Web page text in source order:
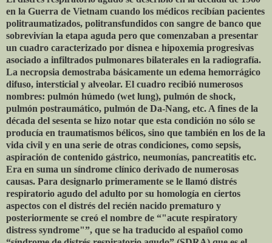
en la Guerra de Vietnam cuando los médicos recibían pacientes
politraumatizados, politransfundidos con sangre de banco que
sobrevivían la etapa aguda pero que comenzaban a presentar
un cuadro caracterizado por disnea e hipoxemia progresivas
asociado a infiltrados pulmonares bilaterales en la radiografía.
La necropsia demostraba básicamente un edema hemorrágico
difuso, intersticial y alveolar. El cuadro recibió numerosos
nombres: pulmón húmedo (wet lung), pulmón de shock,
pulmón postraumático, pulmón de Da-Nang, etc. A fines de la
década del sesenta se hizo notar que esta condición no sólo se
producía en traumatismos bélicos, sino que también en los de la
vida civil y en una serie de otras condiciones, como sepsis,
aspiración de contenido gástrico, neumonías, pancreatitis etc.
Era en suma un síndrome clínico derivado de numerosas
causas. Para designarlo primeramente se le llamó distrés
respiratorio agudo del adulto por su homología en ciertos
aspectos con el distrés del recién nacido prematuro y
posteriormente se creó el nombre de “"acute respiratory
distress syndrome"”, que se ha traducido al español como